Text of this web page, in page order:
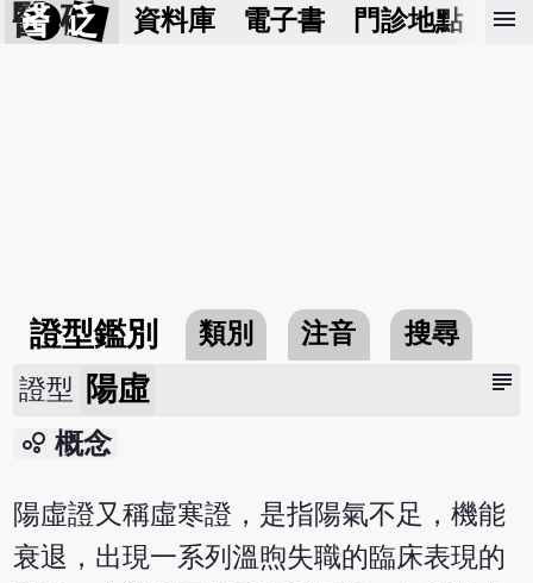
醫 砭 資料庫 電子書 門診地點 預
menu
證型鑑別 類別 注音 搜尋
subject
證型 陽虛
bubble_chart 概念
陽虛證又稱虛寒證，是指陽氣不足，機能
衰退，出現一系列溫煦失職的臨床表現的